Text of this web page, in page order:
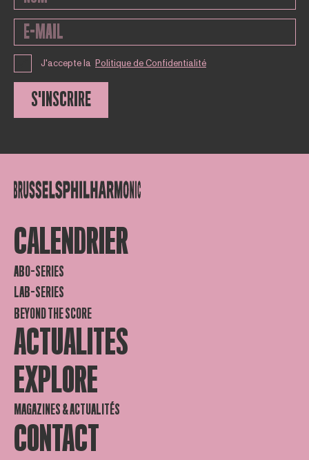
J'accepte la Politique de Confidentialité
S'INSCRIRE
CALENDRIER
ABO-SERIES
LAB-SERIES
BEYOND THE SCORE
ACTUALITES
EXPLORE
MAGAZINES & ACTUALITÉS
CONTACT